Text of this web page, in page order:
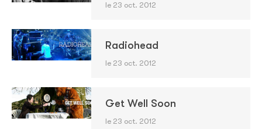
le 23 oct. 2012
Radiohead
le 23 oct. 2012
Get Well Soon
le 23 oct. 2012